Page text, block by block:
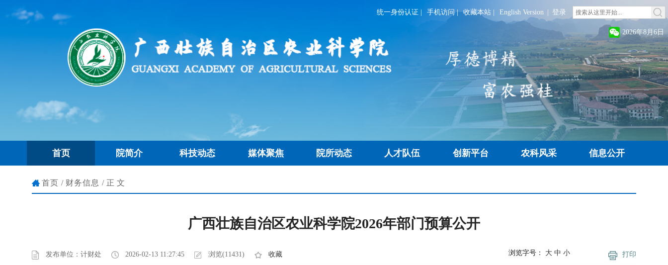
统一身份认证 手机访问| 收藏本站 English Version 登录
2026年8月6日
首页 院简介 科技动态 媒体聚焦 院所动态 人才队伍 创新平台 农科风采 信息公开
首页 / 财务信息 /正文
广西壮族自治区农业科学院2026年部门预算公开
发布单位：计财处 2026-02-13 11:27:45 浏览(11431) 收藏 打印
浏览字号： 大 中 小